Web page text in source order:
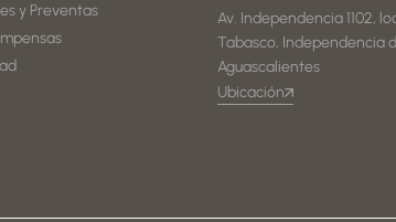
y Preventas
Av. Independencia 1102,
Tabasco, Independencia
Aguascalientes
Ubicación